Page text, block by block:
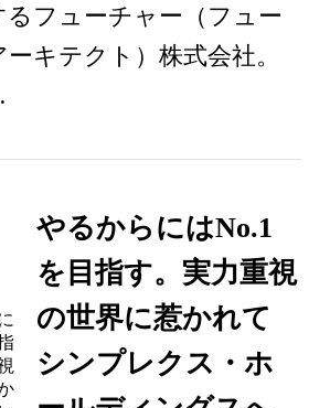
るフューチャー（フュー
キテクト）株式会社。
やるからにはNo.1
を目指す。実力重視
の世界に惹かれて
シンプレクス・ホ